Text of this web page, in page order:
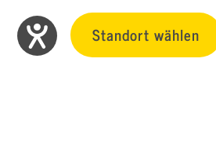
Standort wählen